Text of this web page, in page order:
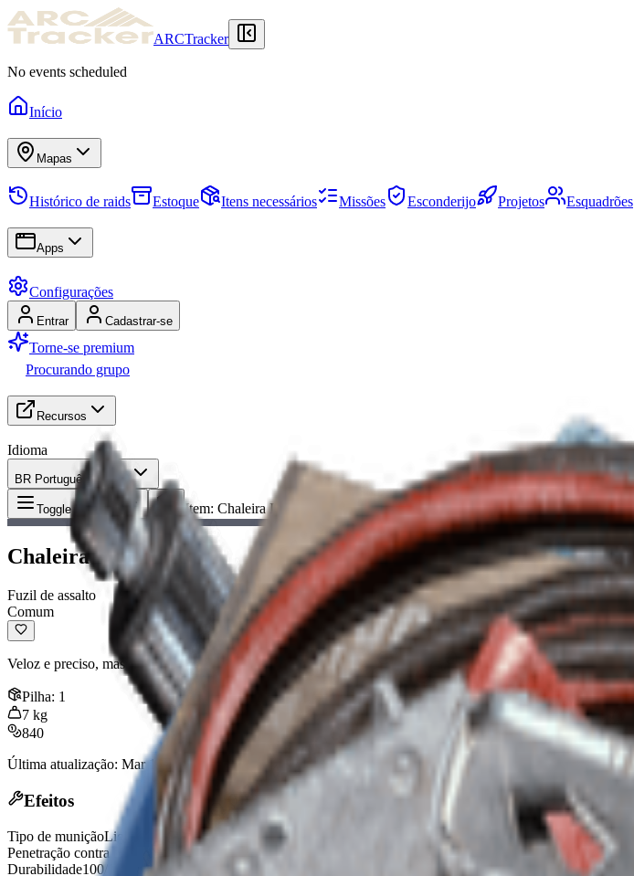
ARCTracker
No events scheduled
Início
Mapas
Histórico de raids Estoque Itens necessários Missões Esconderijo Projetos Esquadrões
Apps
Configurações
Entrar Cadastrar-se
Torne-se premium
Procurando grupo
Recursos
Idioma
BR Português (Brasil)
Toggle Menu Item: Chaleira I
Chaleira I
Fuzil de assalto
Comum
Veloz e preciso, mas tem baixa velocidade de projétil e demora muito tempo para recarregar.
Pilha: 1
7 kg
840
Última atualização: Mar 17, 2026
Efeitos
Tipo de muniçãoLight Ammo
Penetração contra blindagem ARC
Very Weak
Durabilidade100/100